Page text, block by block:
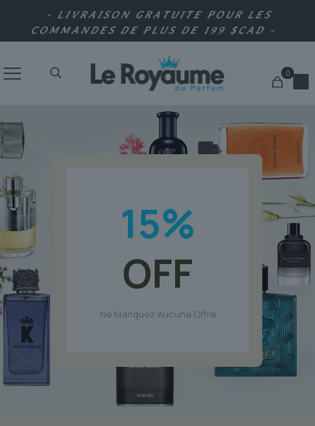
- LIVRAISON GRATUITE POUR LES
COMMANDES DE PLUS DE 199 $CAD -
0
15%
OFF
Ne Manquez Aucune Offre